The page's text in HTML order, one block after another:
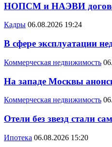
НОПСМ и НАЭВИ
Кадры 06.08.2026 19:24
В сфере эксплуатации
Коммерческая недвижимость
На западе Москвы
Коммерческая недвижимость
Отели без звезд стали
Ипотека 06.08.2026 15:20